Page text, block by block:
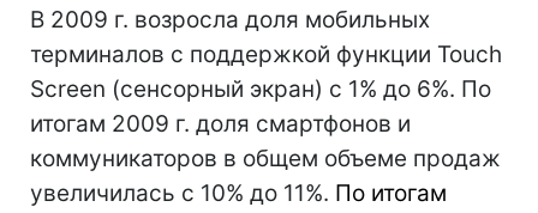
В 2009 г. возросла доля мобильных
терминалов с поддержкой функции Touch
Screen (сенсорный экран) с 1% до 6%. По
итогам 2009 г. доля смартфонов и
коммуникаторов в общем объеме продаж
увеличилась с 10% до 11%. По итогам